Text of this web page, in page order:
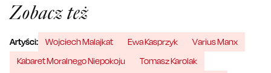
Zobacz też
Artyści: Wojciech Malajkat Ewa Kasprzyk
Varius Manx
Kabaret Moralnego Niepokoju
Tomasz Karolak